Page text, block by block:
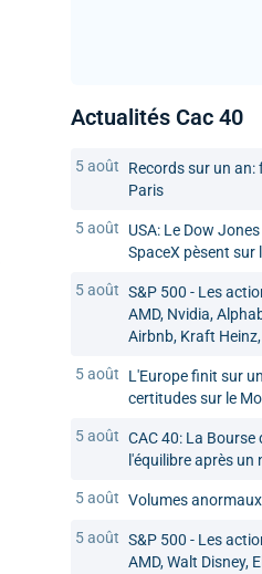
Actualités Cac 40
5 août
Records sur un
Paris
5 août
USA: Le Dow
SpaceX pèsent sur
5 août S&P 500 - Les
AMD, Nvidia,
Airbnb, Kraft Heinz,
5 août
L'Europe finit sur
certitudes sur le
5 août CAC 40: La
l'équilibre après un
5 août Volumes
5 août S&P 500 - Les
AMD, Walt Disney,